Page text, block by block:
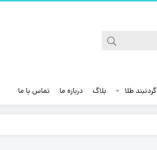
گردنبند طلا بلاگ درباره ما تماس با ما